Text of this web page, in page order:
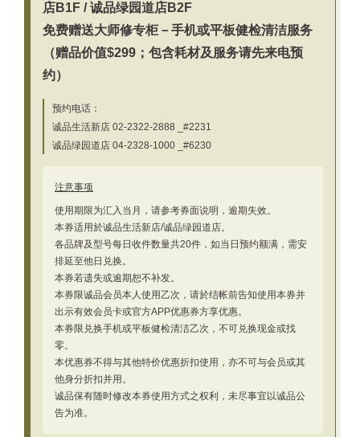
店B1F / 诚品绿园道店B2F
免费赠送大师修专柜－手机或平板健检清洁服务
（赠品价值$299；包含耗材及服务请先来电预
约）
预约电话：
诚品生活新店 02-2322-2888 _#2231
诚品绿园道店 04-2328-1000 _#6230
注意事项
使用期限为汇入当月，请参考券面说明，逾期失效。
本券适用於诚品生活新店/诚品绿园道店。
各品牌及型号每日收件数量共20件，如当日预约额满，需安
排延至他日兑换。
本券若遗失或逾期恕不补发。
本券限诚品会员本人使用乙次，请於结帐前告知使用本券并
出示有效会员卡或官方APP优惠券方享优惠。
本券限兑换手机或平板健检清洁乙次，不可兑换现金或找
零。
本优惠券不得与其他特价优惠折扣使用，亦不可与会员或其
他身分折扣并用。
诚品保有随时修改本券使用方式之权利，未尽事宜以诚品公
告为准。